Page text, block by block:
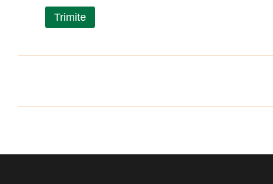
Trimite